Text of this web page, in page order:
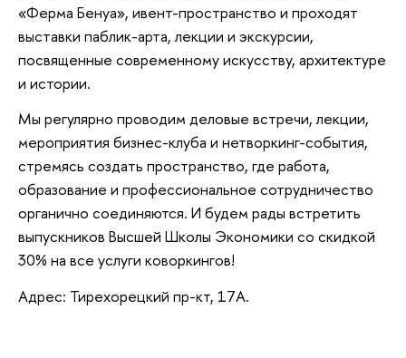
«Ферма Бенуа», ивент-пространство и проходят
выставки паблик-арта, лекции и экскурсии,
посвященные современному искусству, архитектуре
и истории.
Мы регулярно проводим деловые встречи, лекции,
мероприятия бизнес-клуба и нетворкинг-события,
стремясь создать пространство, где работа,
образование и профессиональное сотрудничество
органично соединяются. И будем рады встретить
выпускников Высшей Школы Экономики со скидкой
30% на все услуги коворкингов!
Адрес: Тирехорецкий пр-кт, 17А.